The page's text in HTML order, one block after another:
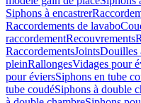
Siphons à encastrer
Raccordements de lavabo
raccordementRecouvrements
RaccordementsJointsDouilles
pleinRallongesVidages pour
pour éviersSiphons en tube
tube coudéSiphons à double